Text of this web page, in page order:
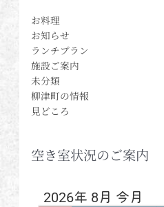
お料理
お知らせ
ランチプラン
施設ご案内
未分類
柳津町の情報
見どころ
空き室状況のご案内